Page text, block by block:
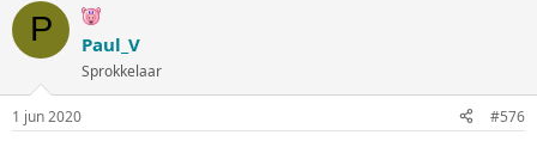
P Paul_V
Sprokkelaar
1 jun 2020 #576